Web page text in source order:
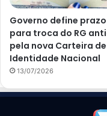
Governo define prazo
para troca do RG
pela nova Carteira de
Identidade Nacional
13/07/2026